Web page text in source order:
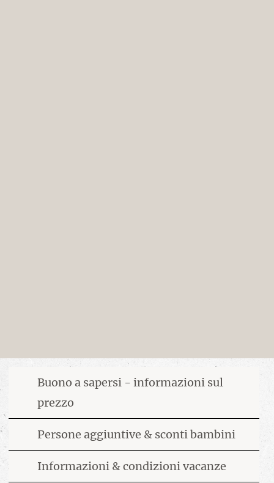
Buono a sapersi - informazioni sul
prezzo
Persone aggiuntive & sconti bambini
Informazioni & condizioni vacanze